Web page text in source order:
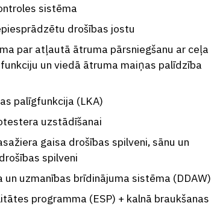
sistēma
drošības jostu
par atļautā ātruma pārsniegšanu ar ceļa
un viedā ātruma maiņas palīdzība
palīgfunkcija (LKA)
uzstādīšanai
gaisa drošības spilveni, sānu un
spilveni
un uzmanības brīdinājuma sistēma (DDAW)
programma (ESP) + kalnā braukšanas